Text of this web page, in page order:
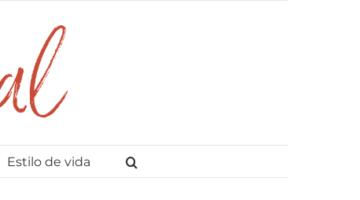
Estilo de vida